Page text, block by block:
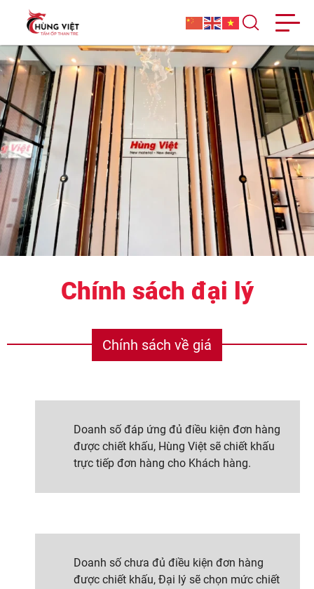
Chính sách đại lý
Chính sách về giá
Doanh số đáp ứng đủ điều kiện đơn hàng
được chiết khấu, Hùng Việt sẽ chiết khấu
trực tiếp đơn hàng cho Khách hàng.
Doanh số chưa đủ điều kiện đơn hàng
được chiết khấu, Đại lý sẽ chọn mức chiết